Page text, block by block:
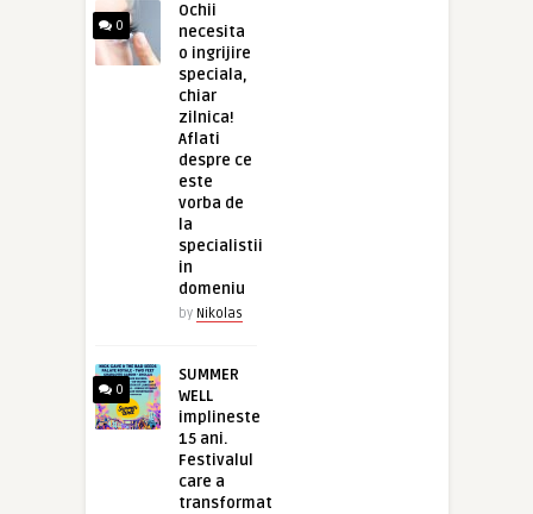
0
Ochii
necesita
o ingrijire
speciala,
chiar
zilnica!
Aflati
despre ce
este
vorba de
la
specialistii
in
domeniu
by Nikolas
0
SUMMER
WELL
implineste
15 ani.
Festivalul
care a
transformat